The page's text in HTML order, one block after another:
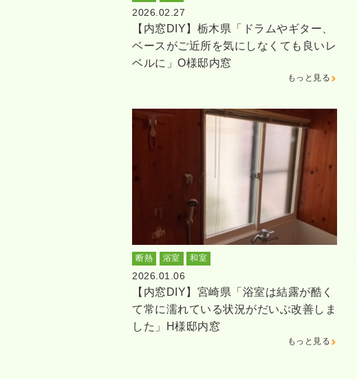
2026.02.27
【内窓DIY】栃木県「ドラムやギター、
ベースがご近所を気にしなくても良いレ
ベルに」O様邸内窓
もっと見る
断熱 浴室 和室
2026.01.06
【内窓DIY】宮崎県「浴室は結露が酷く
て常に濡れている状況がだいぶ改善しま
した」H様邸内窓
もっと見る